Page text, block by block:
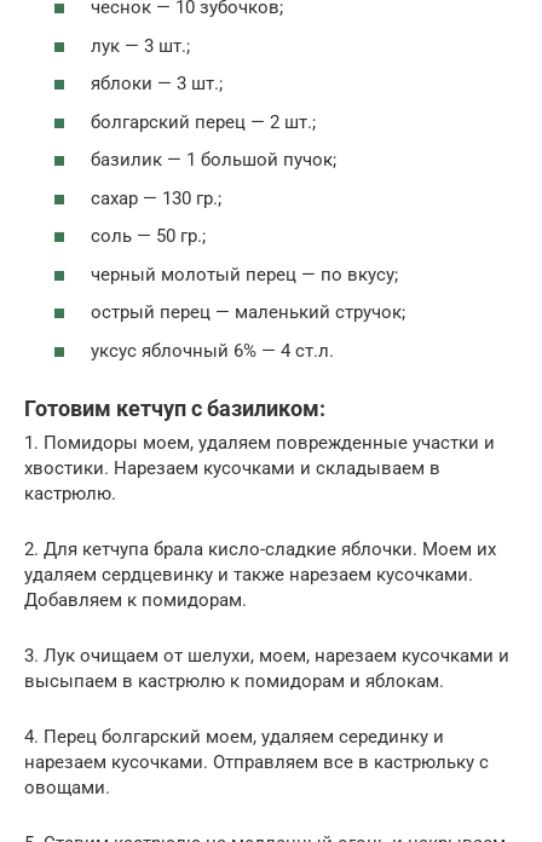
чеснок — 10 зубочков;
лук — 3 шт.;
яблоки — 3 шт.;
болгарский перец — 2 шт.;
базилик — 1 большой пучок;
сахар — 130 гр.;
соль — 50 гр.;
черный молотый перец — по вкусу;
острый перец — маленький стручок;
уксус яблочный 6% — 4 ст.л.
Готовим кетчуп с базиликом:
1. Помидоры моем, удаляем поврежденные участки и
хвостики. Нарезаем кусочками и складываем в
кастрюлю.
2. Для кетчупа брала кисло-сладкие яблочки. Моем их
удаляем сердцевинку и также нарезаем кусочками.
Добавляем к помидорам.
3. Лук очищаем от шелухи, моем, нарезаем кусочками и
высыпаем в кастрюлю к помидорам и яблокам.
4. Перец болгарский моем, удаляем серединку и
нарезаем кусочками. Отправляем все в кастрюльку с
овощами.